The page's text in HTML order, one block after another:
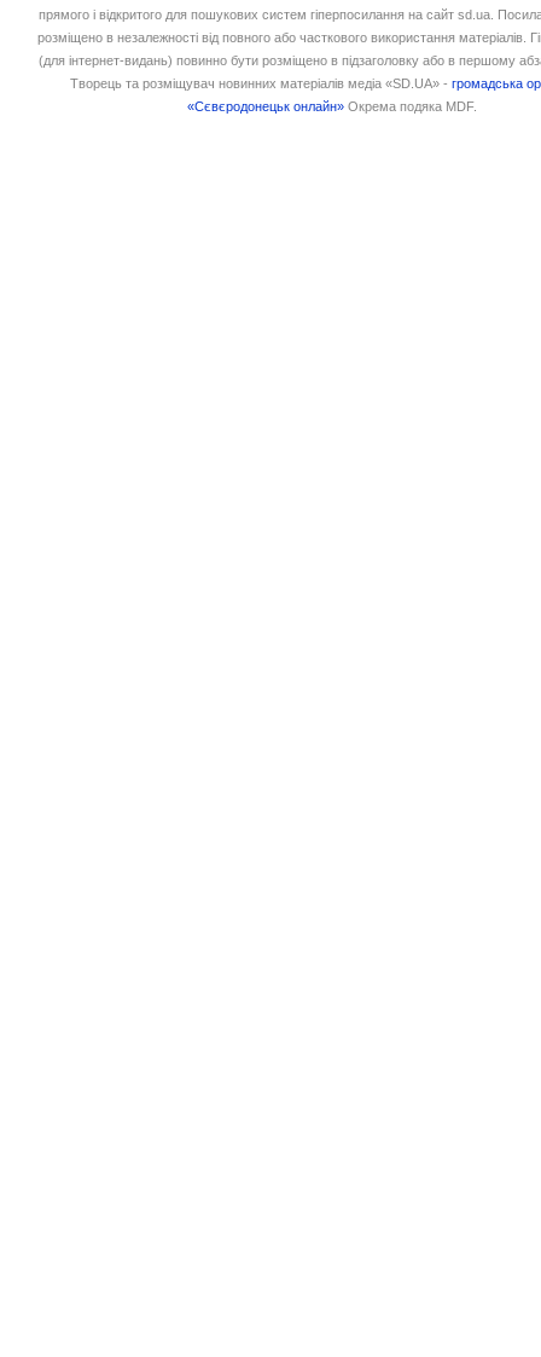
прямого і відкритого для пошукових систем гіперпосилання на сайт sd.ua.
розміщено в незалежності від повного або часткового використання матеріалів.
(для інтернет-видань) повинно бути розміщено в підзаголовку або в першому
Творець та розміщувач новинних матеріалів медіа «SD.UA» -громадська
«Сєвєродонецьк онлайн» Окрема подяка MDF.